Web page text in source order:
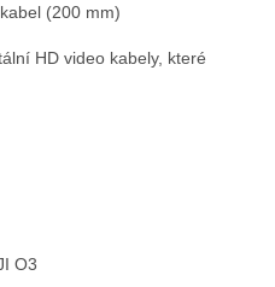
(200 mm)
HD video kabely, které